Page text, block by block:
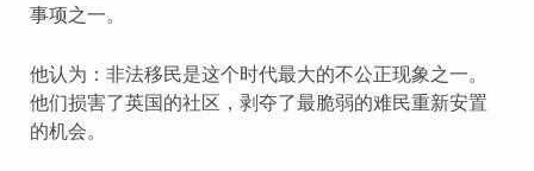
事项之一。
他认为：非法移民是这个时代最大的不公正现象之一。
他们损害了英国的社区，剥夺了最脆弱的难民重新安置
的机会。